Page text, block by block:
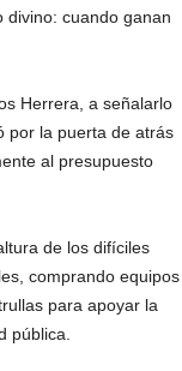
divino: cuando ganan
Herrera, a señalarlo
por la puerta de atrás
al presupuesto
de los difíciles
comprando equipos
para apoyar la
pública.